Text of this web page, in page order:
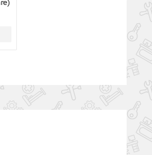
Эверест (EM-Marin, Mifare)